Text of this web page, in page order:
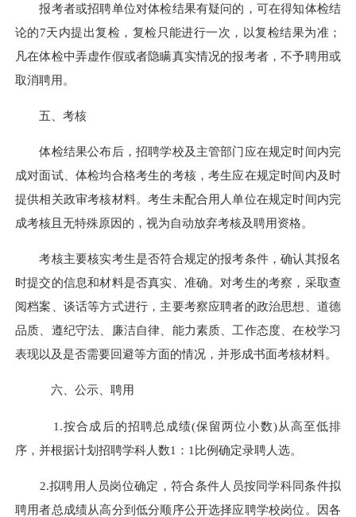
报考者或招聘单位对体检结果有疑问的，可在得知体检结
论的7天内提出复检，复检只能进行一次，以复检结果为准；
凡在体检中弄虚作假或者隐瞒真实情况的报考者，不予聘用或
取消聘用。
五、考核
体检结果公布后，招聘学校及主管部门应在规定时间内完
成对面试、体检均合格考生的考核，考生应在规定时间内及时
提供相关政审考核材料。考生未配合用人单位在规定时间内完
成考核且无特殊原因的，视为自动放弃考核及聘用资格。
考核主要核实考生是否符合规定的报考条件，确认其报名
时提交的信息和材料是否真实、准确。对考生的考察，采取查
阅档案、谈话等方式进行，主要考察应聘者的政治思想、道德
品质、遵纪守法、廉洁自律、能力素质、工作态度、在校学习
表现以及是否需要回避等方面的情况，并形成书面考核材料。
六、公示、聘用
1.按合成后的招聘总成绩(保留两位小数)从高至低排
序，并根据计划招聘学科人数1 ： 1 比例确定录聘人选。
2.拟聘用人员岗位确定，符合条件人员按同学科同条件拟
聘用者总成绩从高分到低分顺序公开选择应聘学校岗位。因各